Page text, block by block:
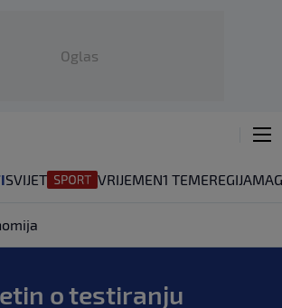
Oglas
SVIJET VRIJEMEN1 TEMEREGIJA
o testiranju